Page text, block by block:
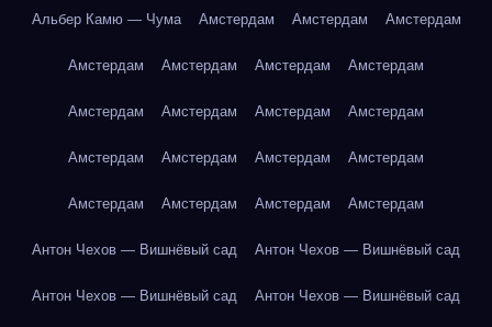
Альбер Камю — Чума Амстердам Амстердам Амстердам
Амстердам Амстердам Амстердам Амстердам
Амстердам Амстердам Амстердам Амстердам
Амстердам Амстердам Амстердам Амстердам
Амстердам Амстердам Амстердам Амстердам
Антон Чехов — Вишнёвый сад Антон Чехов — Вишнёвый сад
Антон Чехов — Вишнёвый сад Антон Чехов — Вишнёвый сад